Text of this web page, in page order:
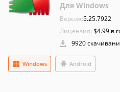
Для Windows
Версия:5.25.7922
Лицензия: $4.99 в
9920
Windows Android